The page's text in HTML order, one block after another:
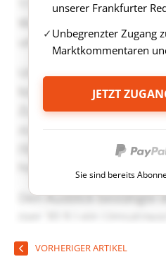
unserer Frankfurter
Unbegrenzter Zugang
Marktkommentaren
JETZT
Sie sind bereits
VORHERIGER ARTIKEL